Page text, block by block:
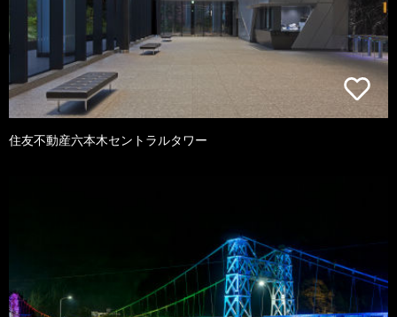
住友不動産六本木セントラルタワー